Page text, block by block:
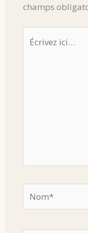
champs
Écrivez
Nom*